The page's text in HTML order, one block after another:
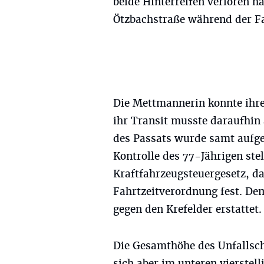
Ötzbachstraße während der
Die Mettmannerin konnte
ihr Transit musste daraufhin
des Passats wurde samt
Kontrolle des 77-Jährigen
Kraftfahrzeugsteuergesetz,
Fahrtzeitverordnung fest.
gegen den Krefelder erstattet.
Die Gesamthöhe des